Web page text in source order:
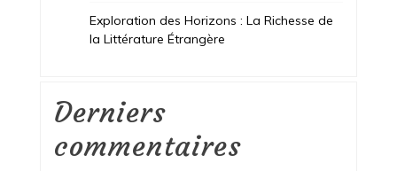
Exploration des Horizons : La Richesse de
la Littérature Étrangère
Derniers
commentaires